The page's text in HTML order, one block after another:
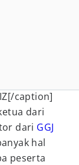
caption]
dari
dari GGJ
hal
peserta